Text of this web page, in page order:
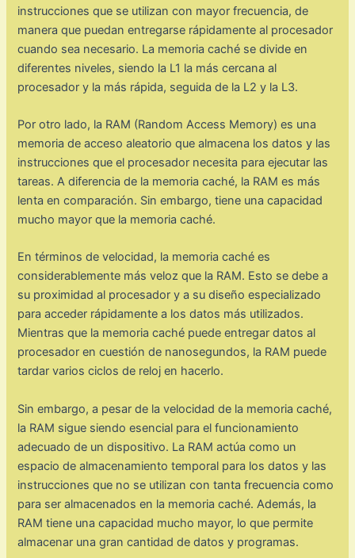
instrucciones que se utilizan con mayor frecuencia, de
manera que puedan entregarse rápidamente al procesador
cuando sea necesario. La memoria caché se divide en
diferentes niveles, siendo la L1 la más cercana al
procesador y la más rápida, seguida de la L2 y la L3.
Por otro lado, la RAM (Random Access Memory) es una
memoria de acceso aleatorio que almacena los datos y las
instrucciones que el procesador necesita para ejecutar las
tareas. A diferencia de la memoria caché, la RAM es más
lenta en comparación. Sin embargo, tiene una capacidad
mucho mayor que la memoria caché.
En términos de velocidad, la memoria caché es
considerablemente más veloz que la RAM. Esto se debe a
su proximidad al procesador y a su diseño especializado
para acceder rápidamente a los datos más utilizados.
Mientras que la memoria caché puede entregar datos al
procesador en cuestión de nanosegundos, la RAM puede
tardar varios ciclos de reloj en hacerlo.
Sin embargo, a pesar de la velocidad de la memoria caché,
la RAM sigue siendo esencial para el funcionamiento
adecuado de un dispositivo. La RAM actúa como un
espacio de almacenamiento temporal para los datos y las
instrucciones que no se utilizan con tanta frecuencia como
para ser almacenados en la memoria caché. Además, la
RAM tiene una capacidad mucho mayor, lo que permite
almacenar una gran cantidad de datos y programas.